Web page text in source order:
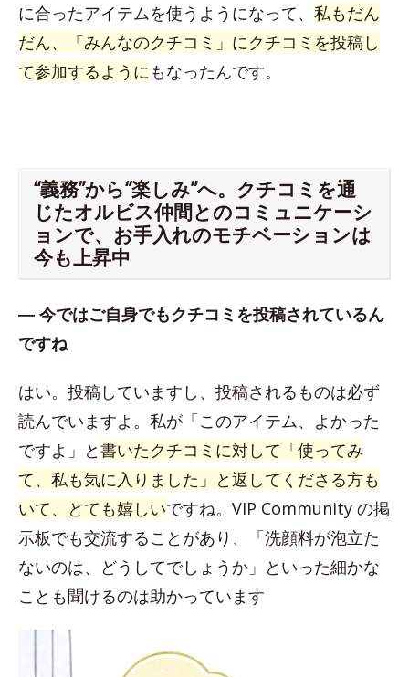
に合ったアイテムを使うようになって、 私もだん
だん、「みんなのクチコミ」にクチコミを投稿し
て参加するように もなったんです。
“義務”から“楽しみ”へ。クチコミを通
じたオルビス仲間とのコミュニケーシ
ョンで、お手入れのモチベーションは
今も上昇中
― 今ではご自身でもクチコミを投稿されているん
ですね
はい。投稿していますし、投稿されるものは必ず
読んでいますよ。私が「このアイテム、よかった
ですよ」と書いたクチコミに対して「使ってみ
て、私も気に入りました」と返してくださる方も
いて、とても嬉しいですね。VIP Community の掲
示板でも交流することがあり、「洗顔料が泡立た
ないのは、どうしてでしょうか」といった細かな
ことも聞けるのは助かっています